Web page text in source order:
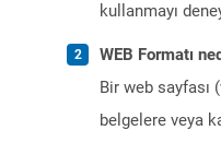
kullanmayı
WEB Formatı
Bir web sayfası
belgelere veya